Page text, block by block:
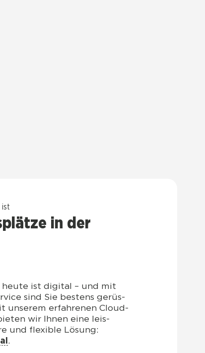
ist
in der
heu­te ist digi­tal – und mit
sind Sie bes­tens gerüs­
unse­rem erfah­re­nen Cloud-
wir Ihnen eine leis­
und fle­xi­ble Lösung:
.